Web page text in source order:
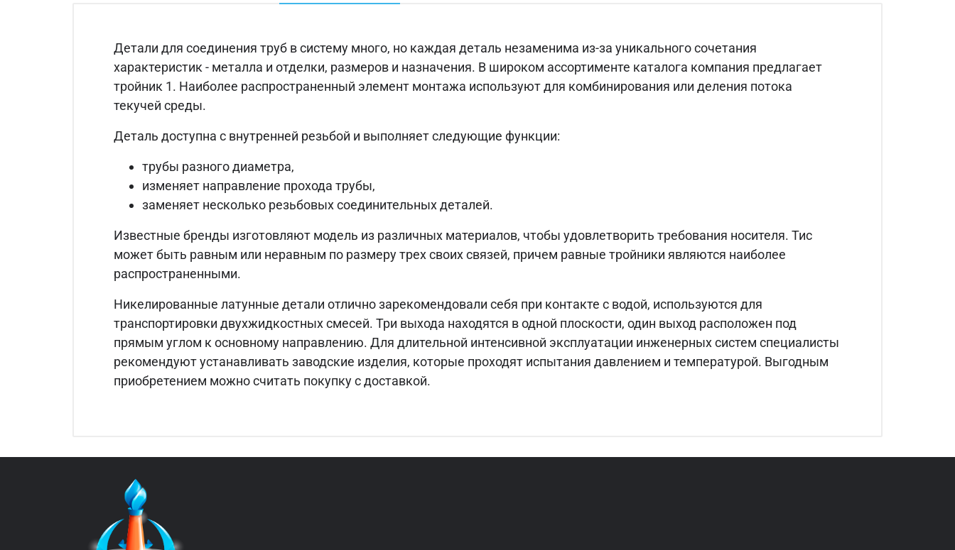
Детали для соединения труб в систему много, но каждая деталь незаменима из-за уникального сочетания
характеристик - металла и отделки, размеров и назначения. В широком ассортименте каталога компания предлагает
тройник 1. Наиболее распространенный элемент монтажа используют для комбинирования или деления потока
текучей среды.
Деталь доступна с внутренней резьбой и выполняет следующие функции:
трубы разного диаметра,
изменяет направление прохода трубы,
заменяет несколько резьбовых соединительных деталей.
Известные бренды изготовляют модель из различных материалов, чтобы удовлетворить требования носителя. Тис
может быть равным или неравным по размеру трех своих связей, причем равные тройники являются наиболее
распространенными.
Никелированные латунные детали отлично зарекомендовали себя при контакте с водой, используются для
транспортировки двухжидкостных смесей. Три выхода находятся в одной плоскости, один выход расположен под
прямым углом к основному направлению. Для длительной интенсивной эксплуатации инженерных систем специалисты
рекомендуют устанавливать заводские изделия, которые проходят испытания давлением и температурой. Выгодным
приобретением можно считать покупку с доставкой.